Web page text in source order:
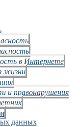
в Интернете
жизни
и правонарушения
данных